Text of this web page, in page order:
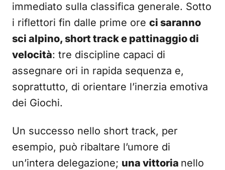
immediato sulla classifica generale. Sotto
i riflettori fin dalle prime ore ci saranno
sci alpino, short track e pattinaggio di
velocità: tre discipline capaci di
assegnare ori in rapida sequenza e,
soprattutto, di orientare l’inerzia emotiva
dei Giochi.
Un successo nello short track, per
esempio, può ribaltare l’umore di
un’intera delegazione; una vittoria nello